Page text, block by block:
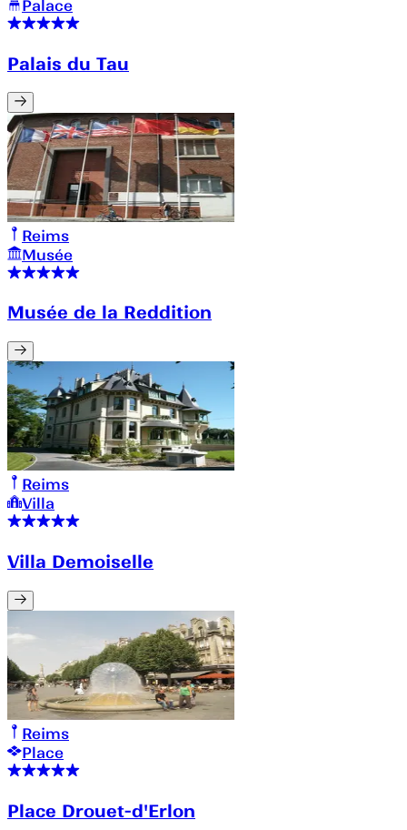
Palace
Palais du Tau
Reims
Musée
Musée de la Reddition
Reims
Villa
Villa Demoiselle
Reims
Place
Place Drouet-d'Erlon